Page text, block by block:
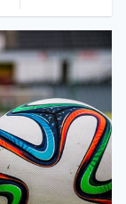
НАБОР